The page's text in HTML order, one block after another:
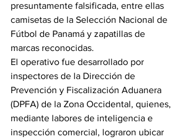
presuntamente falsificada, entre ellas
camisetas de la Selección Nacional de
Fútbol de Panamá y zapatillas de
marcas reconocidas.
El operativo fue desarrollado por
inspectores de la Dirección de
Prevención y Fiscalización Aduanera
(DPFA) de la Zona Occidental, quienes,
mediante labores de inteligencia e
inspección comercial, lograron ubicar